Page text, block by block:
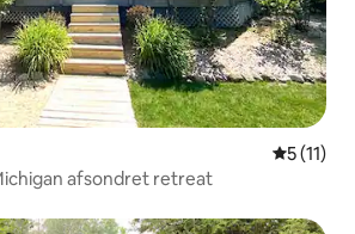
5 ud af 5
5 (11)
afsondret retreat